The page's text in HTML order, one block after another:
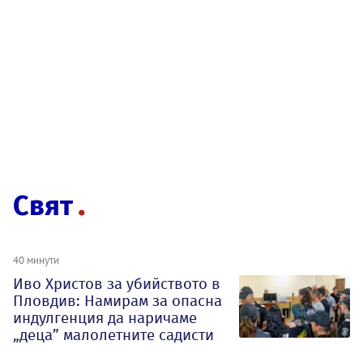
Свят
40 минути
Иво Христов за убийството в
Пловдив: Намирам за опасна
индулгенция да наричаме
„деца” малолетните садисти